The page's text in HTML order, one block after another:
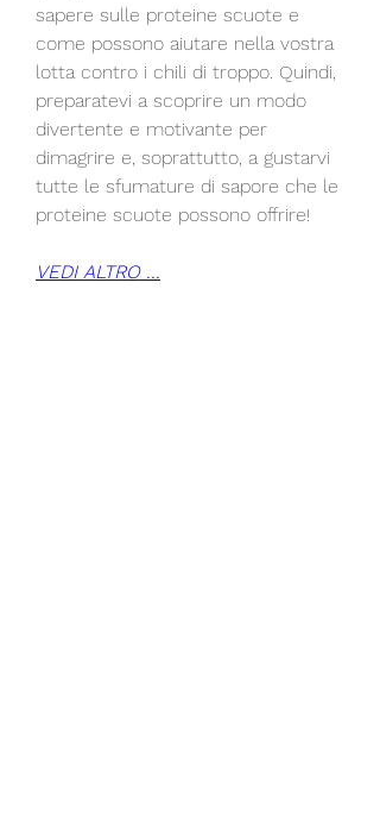
sapere sulle proteine scuote e
come possono aiutare nella vostra
lotta contro i chili di troppo. Quindi,
preparatevi a scoprire un modo
divertente e motivante per
dimagrire e, soprattutto, a gustarvi
tutte le sfumature di sapore che le
proteine scuote possono offrire!
VEDI ALTRO ...